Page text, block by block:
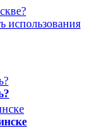
использования